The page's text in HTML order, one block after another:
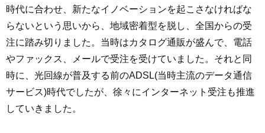
時代に合わせ、新たなイノベーションを起こさなければな
らないという思いから、地域密着型を脱し、全国からの受
注に踏み切りました。当時はカタログ通販が盛んで、電話
やファックス、メールで受注を受けていました。それと同
時に、光回線が普及する前のADSL(当時主流のデータ通信
サービス)時代でしたが、徐々にインターネット受注も推進
していきました。